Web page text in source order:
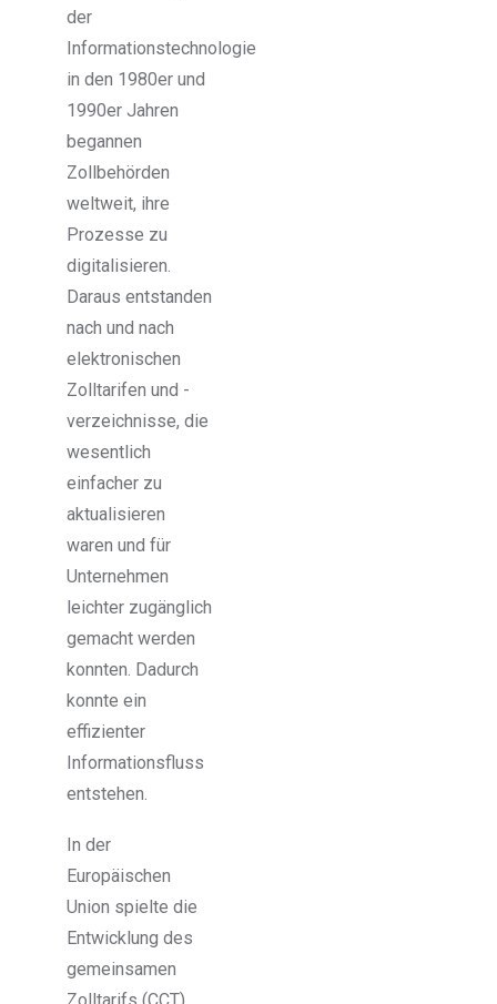
der
Informationstechnologie
in den 1980er und
1990er Jahren
begannen
Zollbehörden
weltweit, ihre
Prozesse zu
digitalisieren.
Daraus entstanden
nach und nach
elektronischen
Zolltarifen und -
verzeichnisse, die
wesentlich
einfacher zu
aktualisieren
waren und für
Unternehmen
leichter zugänglich
gemacht werden
konnten. Dadurch
konnte ein
effizienter
Informationsfluss
entstehen.
In der
Europäischen
Union spielte die
Entwicklung des
gemeinsamen